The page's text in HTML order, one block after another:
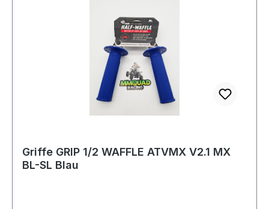
Griffe GRIP 1/2 WAFFLE ATVMX V2.1 MX
BL-SL Blau